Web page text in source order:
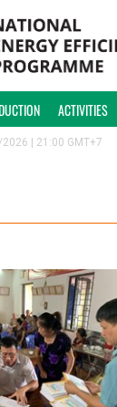
ACTIVITIES
| 21:00 GMT+7